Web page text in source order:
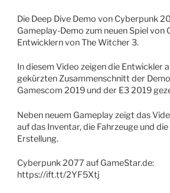
Die Deep Dive Demo von Cyberpunk
Gameplay-Demo zum neuen Spiel von
Entwicklern von The Witcher 3.
In diesem Video zeigen die Entwickler
gekürzten Zusammenschnitt der
Gamescom 2019 und der E3 2019
Neben neuem Gameplay zeigt das
auf das Inventar, die Fahrzeuge und
Erstellung.
Cyberpunk 2077 auf GameStar.de:
https://ift.tt/2YF5Xtj